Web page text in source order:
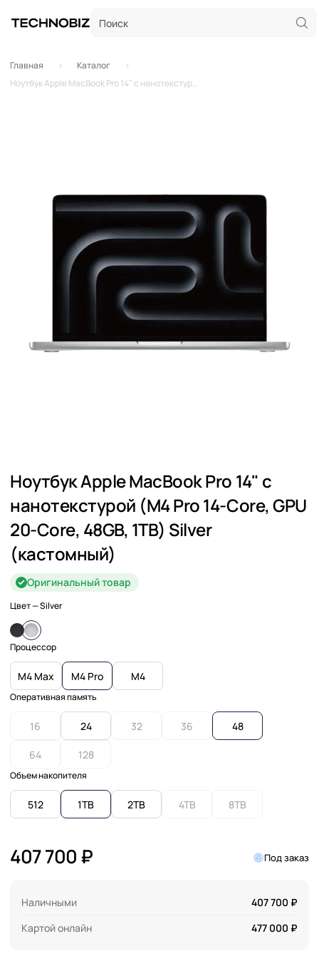
Главная
Каталог
Ноутбук Apple MacBook Pro 14" с нанотекстурой (M4 Pro 14-Core, GPU 20-Core, 48GB, 1TB) Silver (кастомный)
Ноутбук Apple MacBook Pro 14" с
нанотекстурой (M4 Pro 14-Core, GPU
20-Core, 48GB, 1TB) Silver
(кастомный)
Оригинальный товар
Цвет— Silver
Процессор
M4 Max M4 Pro M4
Оперативная память
16 24 32 36 48
64 128
Объем накопителя
512 1TB 2TB 4TB 8TB
407 700 ₽ Под заказ
Наличными
407 700 ₽
Картой онлайн
477 000 ₽